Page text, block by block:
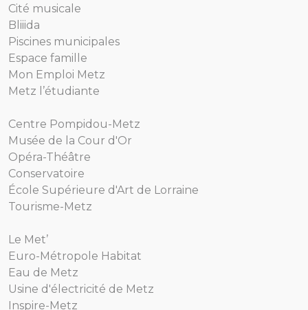
Cité musicale
Bliiida
Piscines municipales
Espace famille
Mon Emploi Metz
Metz l’étudiante
Centre Pompidou-Metz
Musée de la Cour d'Or
Opéra-Théâtre
Conservatoire
École Supérieure d'Art de Lorraine
Tourisme-Metz
Le Met’
Euro-Métropole Habitat
Eau de Metz
Usine d'électricité de Metz
Inspire-Metz